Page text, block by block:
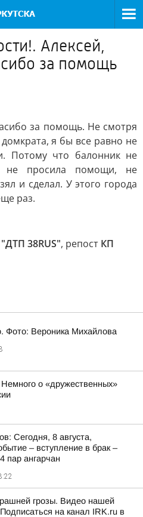
Алексей,
за помощь
за помощь. Не смотря
я бы все равно не
Потому что балонник не
просила помощи, не
и сделал. У этого города
раз.
38RUS", репост КП
Фото: Вероника Михайлова
о «дружественных»
Сегодня, 8 августа,
– вступление в брак –
пар ангарчан
грозы. Видео нашей
на канал IRK.ru в